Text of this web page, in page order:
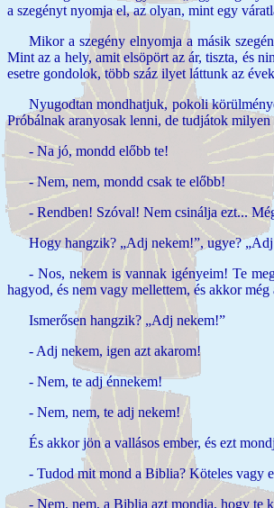
a szegényt nyomja el, az olyan, mint egy
Mikor a szegény elnyomja a másik
Mint az a hely, amit elsöpört az ár, tiszta, és
esetre gondolok, több száz ilyet láttunk az
Nyugodtan mondhatjuk, pokoli
Próbálnak aranyosak lenni, de tudjátok
- Na jó, mondd előbb te!
- Nem, nem, mondd csak te előbb!
- Rendben! Szóval! Nem csinálja ezt...
Hogy hangzik? „Adj nekem!”, ugye?
- Nos, nekem is vannak igényeim! Te
hagyod, és nem vagy mellettem, és akkor
Ismerősen hangzik? „Adj nekem!”
- Adj nekem, igen azt akarom!
- Nem, te adj énnekem!
- Nem, nem, te adj nekem!
És akkor jön a vallásos ember, és ezt
- Tudod mit mond a Biblia? Köteles vagy
- Nem, nem, a Biblia azt mondja, hogy te